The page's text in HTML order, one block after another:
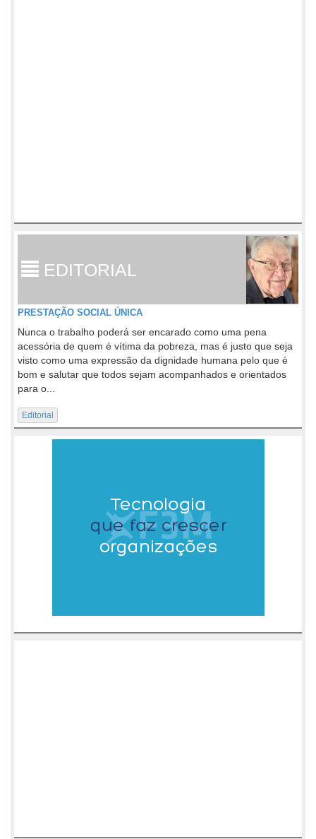
EDITORIAL
PRESTAÇÃO SOCIAL ÚNICA
Nunca o trabalho poderá ser encarado como uma pena
acessória de quem é vítima da pobreza, mas é justo que seja
visto como uma expressão da dignidade humana pelo que é
bom e salutar que todos sejam acompanhados e orientados
para o...
Editorial